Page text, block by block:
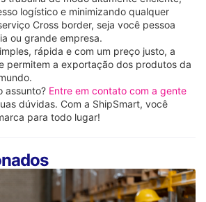
logístico e minimizando qualquer
Cross border, seja você pessoa
ou grande empresa.
rápida e com um preço justo, a
permitem a exportação dos produtos da
assunto? Entre em contato com a gente
dúvidas. Com a ShipSmart, você
para todo lugar!